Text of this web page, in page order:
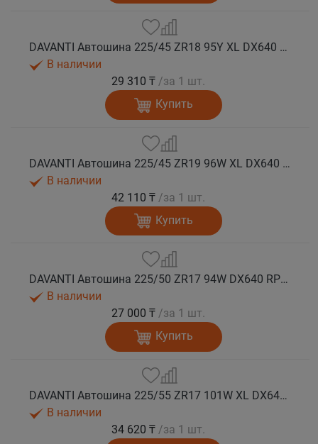
DAVANTI Автошина 225/45 ZR18 95Y XL DX640 RPR лето (Таиланд)
В наличии
29 310 ₸ /за 1 шт.
Купить
DAVANTI Автошина 225/45 ZR19 96W XL DX640 RPR лето (Таиланд)
В наличии
42 110 ₸ /за 1 шт.
Купить
DAVANTI Автошина 225/50 ZR17 94W DX640 RPR лето
В наличии
27 000 ₸ /за 1 шт.
Купить
DAVANTI Автошина 225/55 ZR17 101W XL DX640 RPR лето
В наличии
34 620 ₸ /за 1 шт.